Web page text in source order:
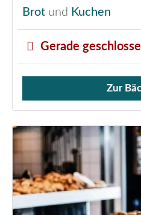
Brot und Kuchen
Gerade
Verkauf von Brötchen,
Zur